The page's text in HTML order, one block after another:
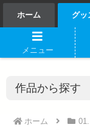
ホーム グッ
ホーム
メニュー